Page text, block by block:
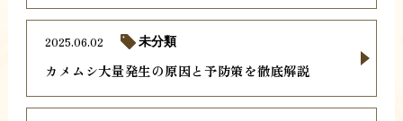
カメムシ大量発生の原因と予防策を徹底解説
2025.06.02 未分類